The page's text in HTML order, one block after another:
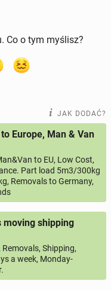
Co o tym myślisz?
JAK DODAĆ?
Europe, Man & Van
to EU, Low Cost,
Part load 5m3/300kg
Removals to Germany,
moving shipping
Shipping,
a week, Monday-